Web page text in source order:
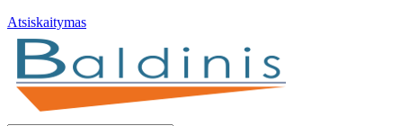
Atsiskaitymas